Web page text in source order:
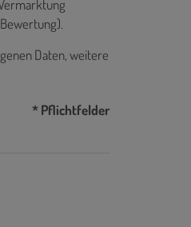
Daten, weitere
* Pflichtfelder